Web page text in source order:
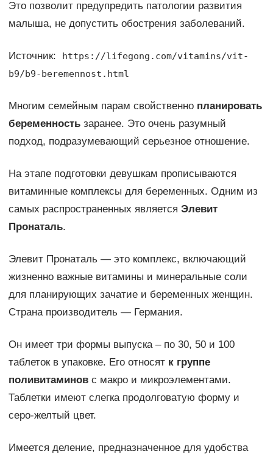
Это позволит предупредить патологии развития
малыша, не допустить обострения заболеваний.
Источник:
https://lifegong.com/vitamins/vit-
b9/b9-beremennost.html
Многим семейным парам свойственно планировать
беременностьзаранее. Это очень разумный
подход, подразумевающий серьезное отношение.
На этапе подготовки девушкам прописываются
витаминные комплексы для беременных. Одним из
самых распространенных является Элевит
Пронаталь.
Элевит Пронаталь — это комплекс, включающий
жизненно важные витамины и минеральные соли
для планирующих зачатие и беременных женщин.
Страна производитель — Германия.
Он имеет три формы выпуска – по 30, 50 и 100
таблеток в упаковке. Его относят к группе
поливитаминовс макро и микроэлементами.
Таблетки имеют слегка продолговатую форму и
серо-желтый цвет.
Имеется деление, предназначенное для удобства